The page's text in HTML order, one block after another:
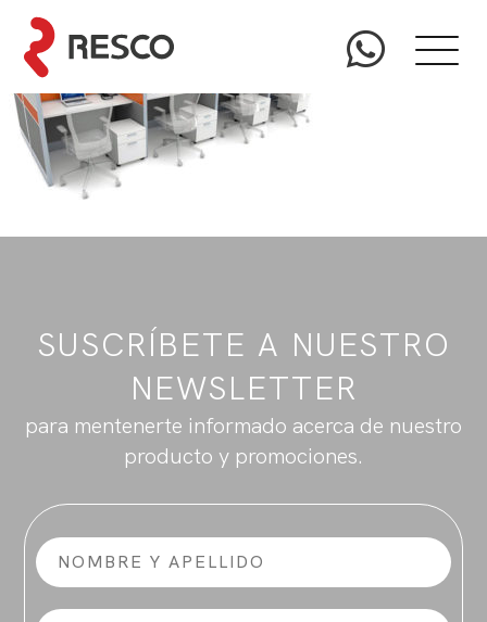
SUSCRÍBETE A NUESTRO
NEWSLETTER
para mentenerte informado acerca de nuestro
producto y promociones.